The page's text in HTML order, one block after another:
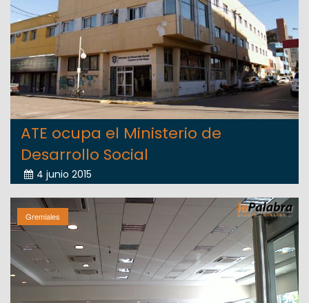
ATE ocupa el Ministerio de
Desarrollo Social
4 junio 2015
Gremiales